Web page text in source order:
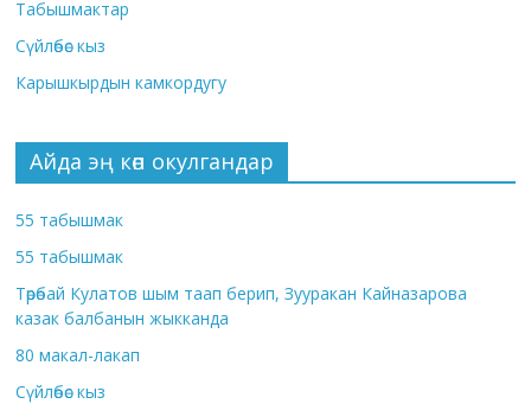
Табышмактар
Сүйлөбөс кыз
Карышкырдын камкордугу
Айда эң көп окулгандар
55 табышмак
55 табышмак
Төрөбай Кулатов шым таап берип, Зууракан Кайназарова
казак балбанын жыкканда
80 макал-лакап
Сүйлөбөс кыз